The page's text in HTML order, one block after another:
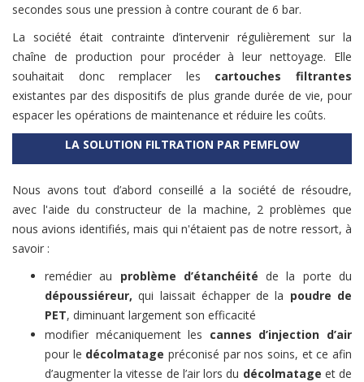
secondes sous une pression à contre courant de 6 bar.
La société était contrainte d’intervenir régulièrement sur la
chaîne de production pour procéder à leur nettoyage. Elle
souhaitait donc remplacer les cartouches filtrantes
existantes par des dispositifs de plus grande durée de vie, pour
espacer les opérations de maintenance et réduire les coûts.
LA SOLUTION FILTRATION PAR PEMFLOW
Nous avons tout d’abord conseillé a la société de résoudre,
avec l'aide du constructeur de la machine, 2 problèmes que
nous avions identifiés, mais qui n'étaient pas de notre ressort, à
savoir :
remédier au problème d’étanchéité de la porte du
dépoussiéreur, qui laissait échapper de la poudre de
PET, diminuant largement son efficacité
modifier mécaniquement les cannes d’injection d’air
pour le décolmatage préconisé par nos soins, et ce afin
d’augmenter la vitesse de l’air lors du décolmatage et de